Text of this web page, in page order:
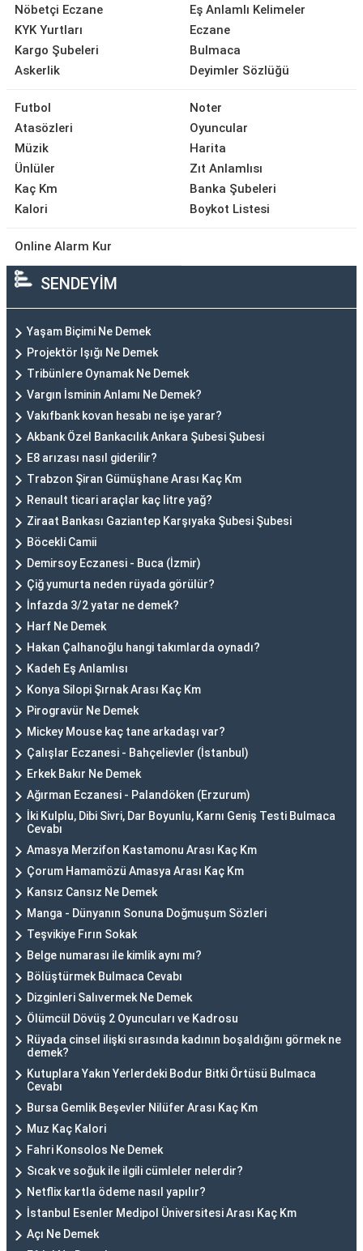
Nöbetçi Eczane
KYK Yurtları
Kargo Şubeleri
Askerlik
Eş Anlamlı Kelimeler
Eczane
Bulmaca
Deyimler Sözlüğü
Futbol
Atasözleri
Müzik
Ünlüler
Kaç Km
Kalori
Noter
Oyuncular
Harita
Zıt Anlamlısı
Banka Şubeleri
Boykot Listesi
Online Alarm Kur
SENDEYİM
Yaşam Biçimi Ne Demek
Projektör Işığı Ne Demek
Tribünlere Oynamak Ne Demek
Vargın İsminin Anlamı Ne Demek?
Vakıfbank kovan hesabı ne işe yarar?
Akbank Özel Bankacılık Ankara Şubesi Şubesi
E8 arızası nasıl giderilir?
Trabzon Şiran Gümüşhane Arası Kaç Km
Renault ticari araçlar kaç litre yağ?
Ziraat Bankası Gaziantep Karşıyaka Şubesi Şubesi
Böcekli Camii
Demirsoy Eczanesi - Buca (İzmir)
Çiğ yumurta neden rüyada görülür?
İnfazda 3/2 yatar ne demek?
Harf Ne Demek
Hakan Çalhanoğlu hangi takımlarda oynadı?
Kadeh Eş Anlamlısı
Konya Silopi Şırnak Arası Kaç Km
Pirogravür Ne Demek
Mickey Mouse kaç tane arkadaşı var?
Çalışlar Eczanesi - Bahçelievler (İstanbul)
Erkek Bakır Ne Demek
Ağırman Eczanesi - Palandöken (Erzurum)
İki Kulplu, Dibi Sivri, Dar Boyunlu, Karnı Geniş Testi Bulmaca
Cevabı
Amasya Merzifon Kastamonu Arası Kaç Km
Çorum Hamamözü Amasya Arası Kaç Km
Kansız Cansız Ne Demek
Manga - Dünyanın Sonuna Doğmuşum Sözleri
Teşvikiye Fırın Sokak
Belge numarası ile kimlik aynı mı?
Bölüştürmek Bulmaca Cevabı
Dizginleri Salıvermek Ne Demek
Ölümcül Dövüş 2 Oyuncuları ve Kadrosu
Rüyada cinsel ilişki sırasında kadının boşaldığını görmek ne
demek?
Kutuplara Yakın Yerlerdeki Bodur Bitki Örtüsü Bulmaca
Cevabı
Bursa Gemlik Beşevler Nilüfer Arası Kaç Km
Muz Kaç Kalori
Fahri Konsolos Ne Demek
Sıcak ve soğuk ile ilgili cümleler nelerdir?
Netflix kartla ödeme nasıl yapılır?
İstanbul Esenler Medipol Üniversitesi Arası Kaç Km
Açı Ne Demek